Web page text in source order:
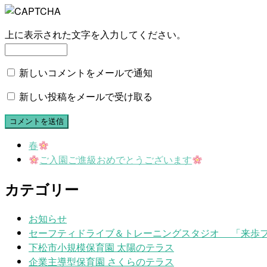
上に表示された文字を入力してください。
新しいコメントをメールで通知
新しい投稿をメールで受け取る
春
ご入園ご進級おめでとうございます
カテゴリー
お知らせ
セーフティドライブ＆トレーニングスタジオ 「来歩フ
下松市小規模保育園 太陽のテラス
企業主導型保育園 さくらのテラス